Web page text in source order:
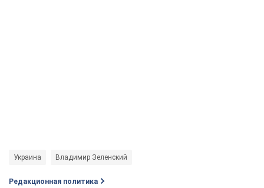
Украина Владимир Зеленский
Редакционная политика